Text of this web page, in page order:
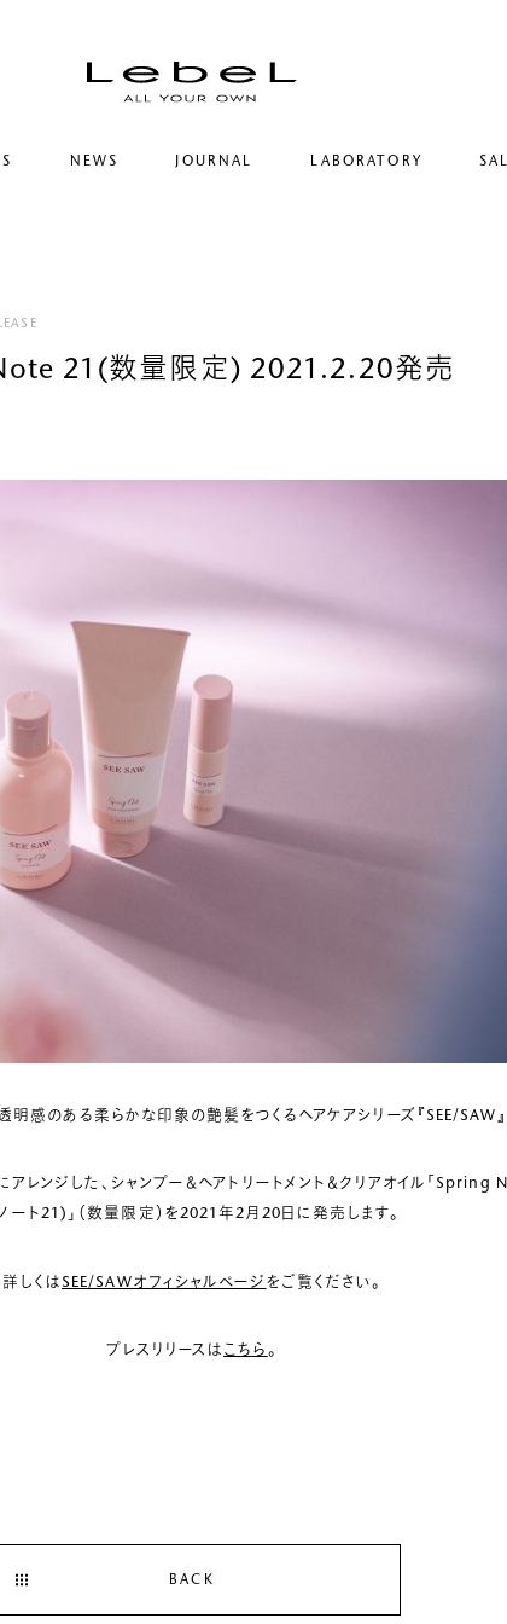
NEWS JOURNAL LABORATORY
21(数量限定) 2021.2.20発売
感のある柔らかな印象の艶髪をつくるヘアケアシリーズ『SEE/SAW』
アレンジした、シャンプー＆ヘアトリートメント＆クリアオイル「Spring
ート21)」（数量限定）を2021年2月20日に発売します。
詳しくは SEE/SAWオフィシャルページ をご覧ください。
プレスリリースは こちら 。
BACK